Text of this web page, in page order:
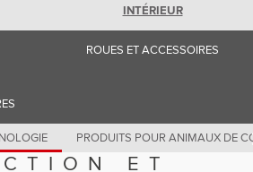
INTÉRIEUR
ROUES ET ACCESSOIRES
PRODUITS POUR ANIMAUX DE
ET